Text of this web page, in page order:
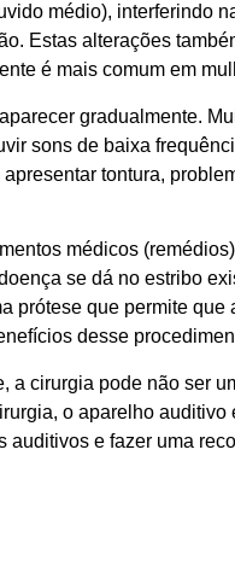
médio), interferindo
Estas alterações
é mais comum em
gradualmente.
sons de baixa
tontura,
médicos
se dá no estribo
prótese que permite
desse
a cirurgia pode não ser
o aparelho
auditivos e fazer uma